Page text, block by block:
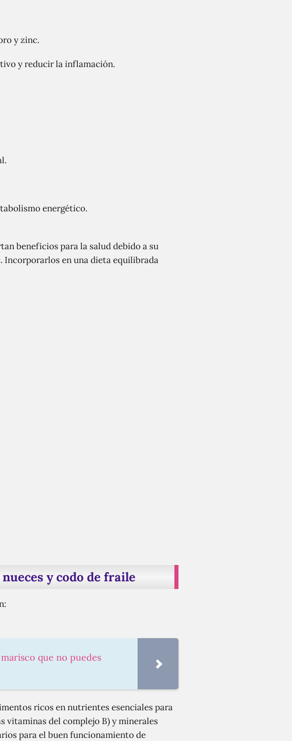
y zinc.
y reducir la inflamación.
energético.
beneficios para la salud debido a su
Incorporarlos en una dieta equilibrada
y codo de fraile
que no puedes
ricos en nutrientes esenciales para
vitaminas del complejo B) y minerales
para el buen funcionamiento de